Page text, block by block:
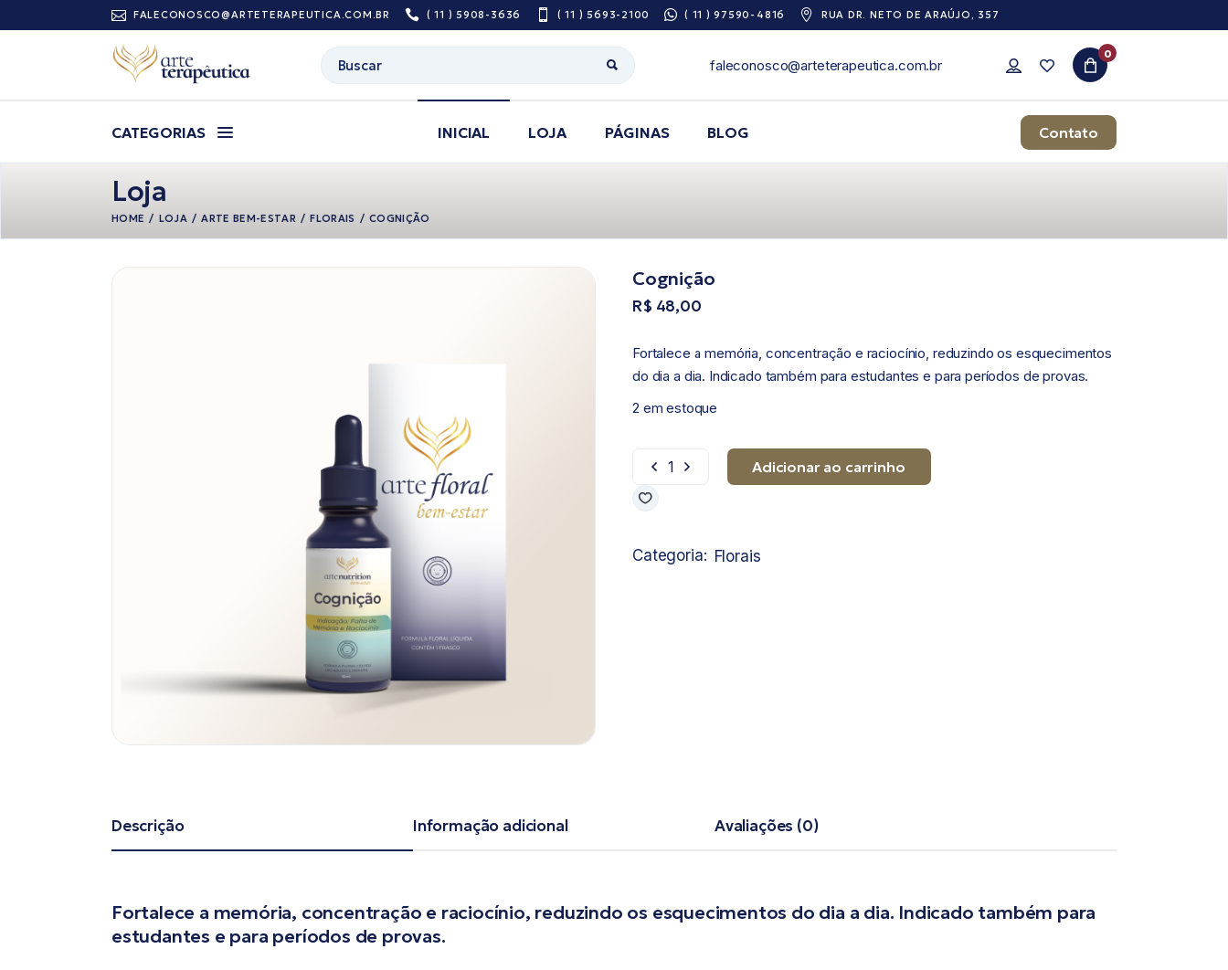
o
FALECONOSCO@ARTETERAPEUTICA.COM.BR ( 11 ) 5908-3636 ( 11 ) 5693-2100 ( 11 ) 97590-4816 RUA DR. NETO DE ARAÚJO, 357
Buscar
faleconosco@arteterapeutica.com.br
0
CATEGORIAS INICIAL LOJA PÁGINAS
Pesquisa De
Área do Prescritor
Guia de utilização
de medicamentos
BLOG Contato
Loja
HOME LOJA ARTE BEM-ESTAR FLORAIS COGNIÇÃO
Cognição
R$ 48,00
Fortalece a memória, concentração e raciocínio, reduzindo os esquecimentos
do dia a dia. Indicado também para estudantes e para períodos de provas.
2 em estoque
Cognição quantidadeAdicionar ao carrinho
Categoria: Florais
Descrição Informação adicional Avaliações (0)
Fortalece a memória, concentração e raciocínio, reduzindo os esquecimentos do dia a dia. Indicado também para
estudantes e para períodos de provas.